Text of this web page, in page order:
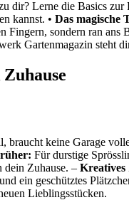
dir? Lerne die Basics
kannst. • Das magische
sondern ran
Gartenmagazin steht
keine Garage
Für durstige
dein Zuhause. –
ein geschütztes
Lieblingsstücken.